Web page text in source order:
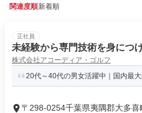
関連度順新着順
正社員
未経験から専門技術を身につ
株式会社アコーディア・ゴルフ
20代～40代の男女活躍中｜国内最
〒298-0254千葉県夷隅郡大多喜